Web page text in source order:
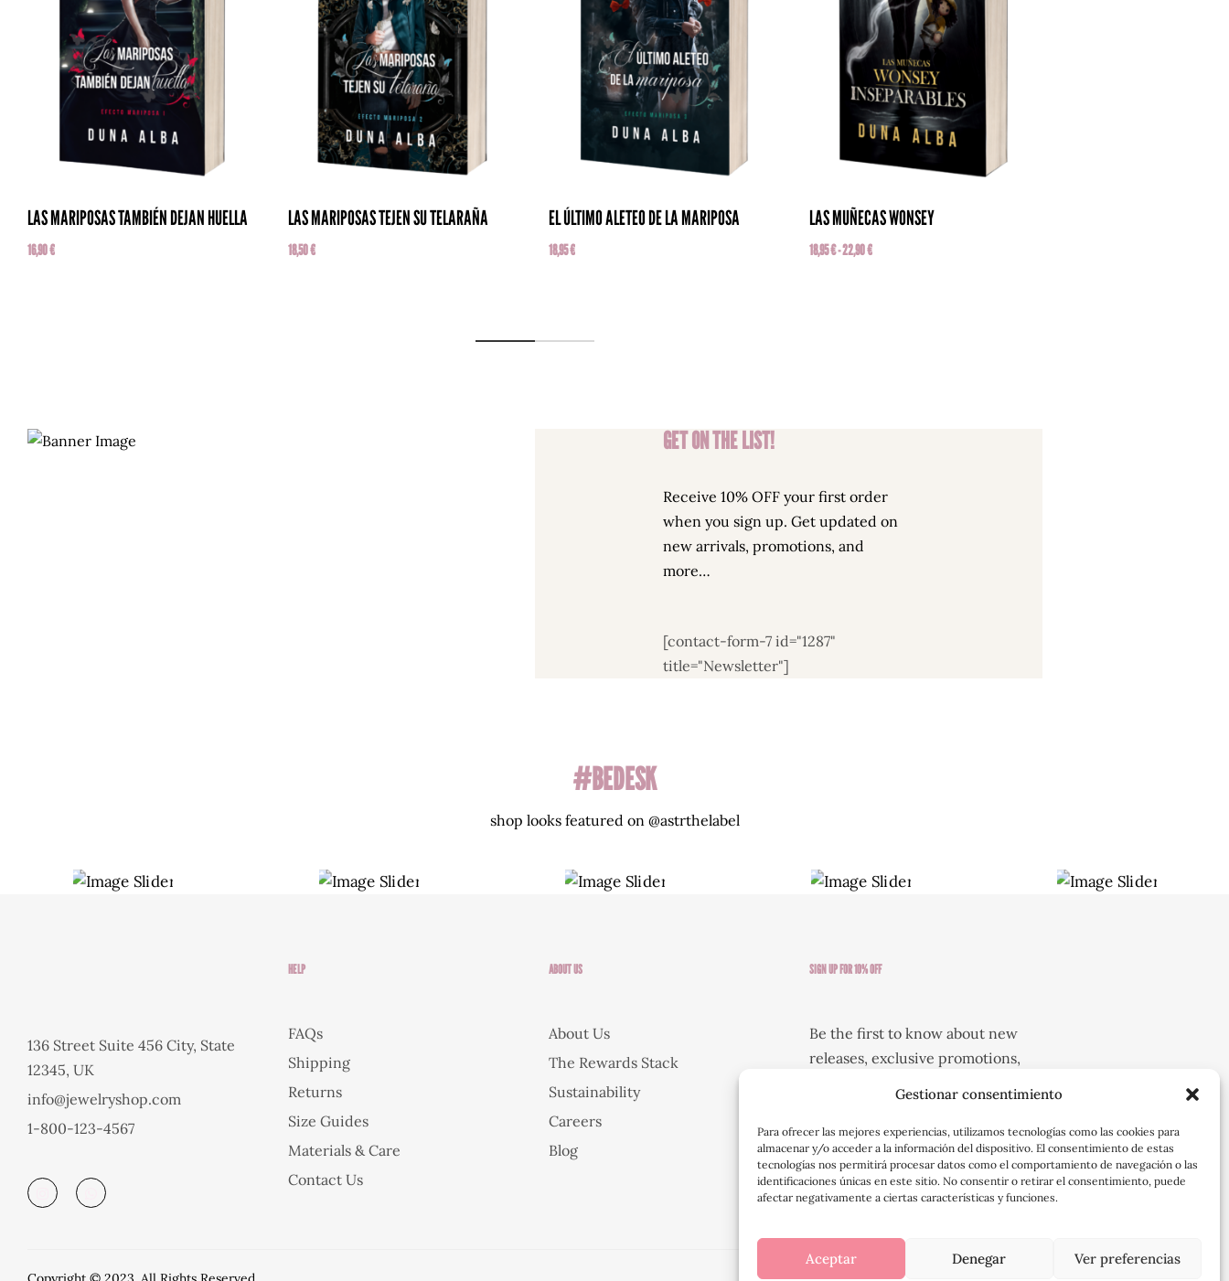
Gestionar consentimiento
Para ofrecer las mejores experiencias, utilizamos tecnologías como las cookies para
almacenar y/o acceder a la información del dispositivo. El consentimiento de estas
tecnologías nos permitirá procesar datos como el comportamiento de navegación o las
identificaciones únicas en este sitio. No consentir o retirar el consentimiento, puede
afectar negativamente a ciertas características y funciones.
Aceptar Denegar Ver preferencias
LAS MARIPOSAS TAMBIÉN DEJAN HUELLA
16,90€
LAS MARIPOSAS TEJEN SU TELARAÑA
18,50€
EL ÚLTIMO ALETEO DE LA MARIPOSA
18,95€
LAS MUÑECAS WONSEY
18,95€-22,90€
GET ON THE LIST!
Receive 10% OFF your first order
when you sign up. Get updated on
new arrivals, promotions, and
more…
[contact-form-7 id="1287"
title="Newsletter"]
#BEDESK
shop looks featured on @astrthelabel
136 Street Suite 456 City, State
12345, UK
info@jewelryshop.com
1-800-123-4567
HELP
FAQs
Shipping
Returns
Size Guides
Materials & Care
Contact Us
ABOUT US
About Us
The Rewards Stack
Sustainability
Careers
Blog
SIGN UP FOR 10% OFF
Be the first to know about new
releases, exclusive promotions,
[contact-form-7 id="1287"
title="Newsletter"]